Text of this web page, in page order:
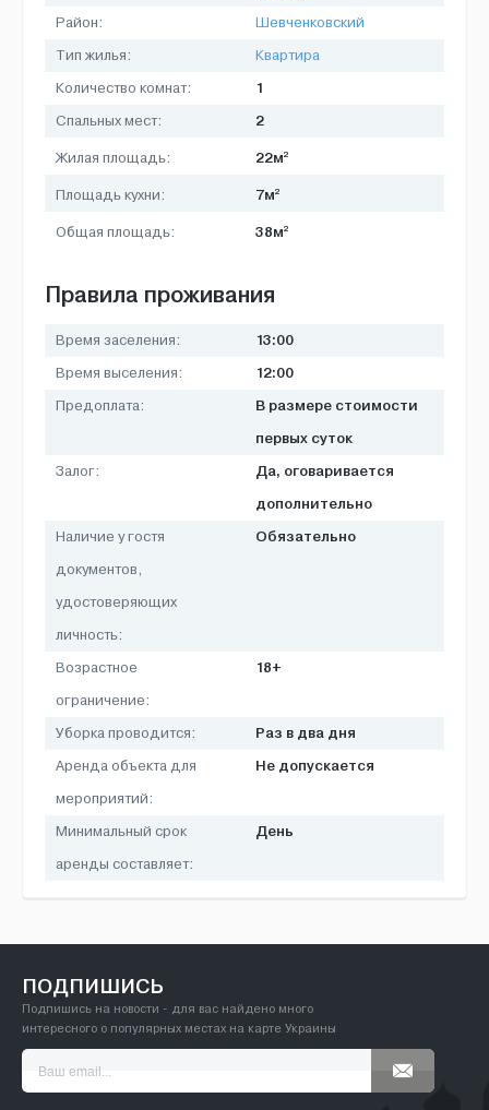
Район:
Шевченковский
Тип жилья:
Квартира
Количество комнат:
1
Спальных мест: 2
Жилая площадь: 22м2
Площадь кухни: 7м2
Общая площадь: 38м2
Правила проживания
Время заселения: 13:00
Время выселения: 12:00
Предоплата:
В размере стоимости
первых суток
Залог:
Да, оговаривается
дополнительно
Наличие у гостя
документов,
удостоверяющих
личность:
Обязательно
Возрастное
ограничение:
18+
Уборка проводится: Раз в два дня
Аренда объекта для
мероприятий:
Не допускается
Минимальный срок
аренды составляет:
День
ПОДПИШИСЬ
Подпишись на новости - для вас найдено много
интересного о популярных местах на карте Украины